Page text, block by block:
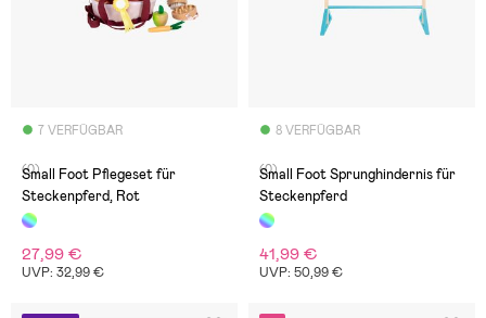
7 VERFÜGBAR
(0)
Small Foot Pflegeset für
Steckenpferd, Rot
27,99 €
UVP: 32,99 €
8 VERFÜGBAR
(0)
Small Foot Sprunghindernis für
Steckenpferd
41,99 €
UVP: 50,99 €